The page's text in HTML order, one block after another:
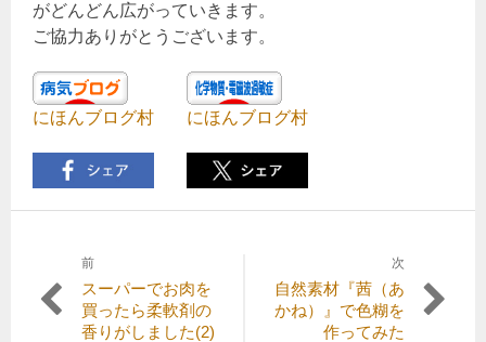
がどんどん広がっていきます。
ご協力ありがとうございます。
にほんブログ村 にほんブログ村
稿
前
前
の
記
スーパーでお肉を
買ったら柔軟剤の
香りがしました(2)
次
の
自然素材『茜（あ
かね）』で色糊を
作ってみた